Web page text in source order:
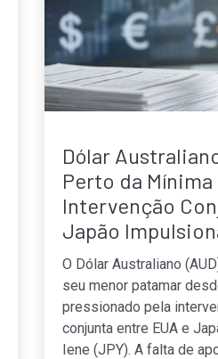
Dólar
Perto da
Intervenção
Japão
O Dólar Australiano
seu menor patamar
pressionado pela
conjunta entre EUA e
Iene (JPY). A falta de